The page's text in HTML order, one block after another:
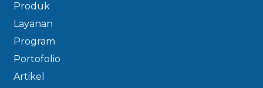
Produk
Layanan
Program
Portofolio
Artikel